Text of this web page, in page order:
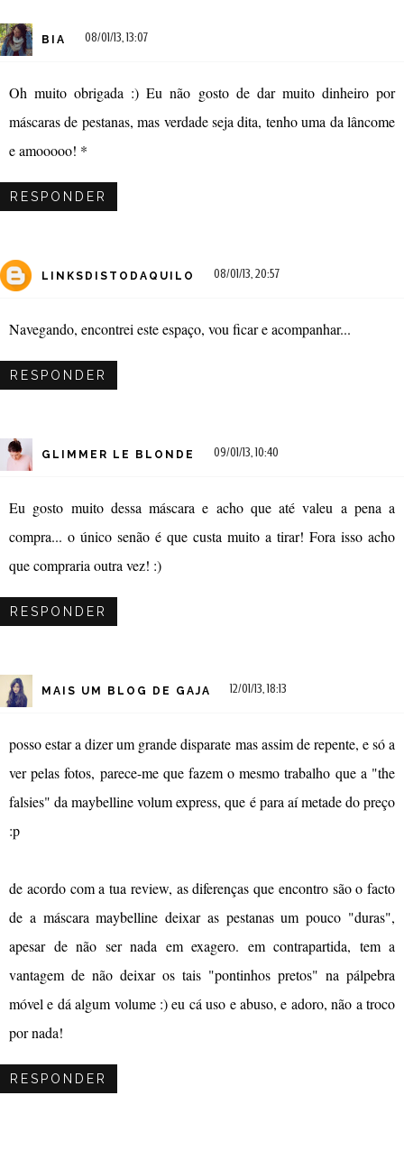
BIA 08/01/13, 13:07
Oh muito obrigada :) Eu não gosto de dar muito dinheiro por
máscaras de pestanas, mas verdade seja dita, tenho uma da lâncome
e amooooo! *
RESPONDER
LINKSDISTODAQUILO 08/01/13, 20:57
Navegando, encontrei este espaço, vou ficar e acompanhar...
RESPONDER
GLIMMER LE BLONDE 09/01/13, 10:40
Eu gosto muito dessa máscara e acho que até valeu a pena a
compra... o único senão é que custa muito a tirar! Fora isso acho
que compraria outra vez! :)
RESPONDER
MAIS UM BLOG DE GAJA 12/01/13, 18:13
posso estar a dizer um grande disparate mas assim de repente, e só a
ver pelas fotos, parece-me que fazem o mesmo trabalho que a "the
falsies" da maybelline volum express, que é para aí metade do preço
:p
de acordo com a tua review, as diferenças que encontro são o facto
de a máscara maybelline deixar as pestanas um pouco "duras",
apesar de não ser nada em exagero. em contrapartida, tem a
vantagem de não deixar os tais "pontinhos pretos" na pálpebra
móvel e dá algum volume :) eu cá uso e abuso, e adoro, não a troco
por nada!
RESPONDER